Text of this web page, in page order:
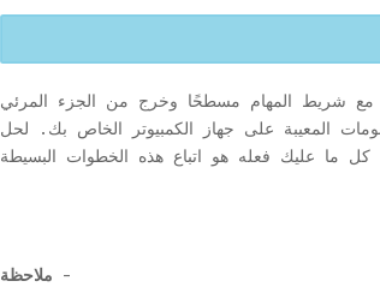
مع شريط المهام مسطحًا وخرج من الجزء المرئي
المعيبة على جهاز الكمبيوتر الخاص بك. لحل
ملاحظة -